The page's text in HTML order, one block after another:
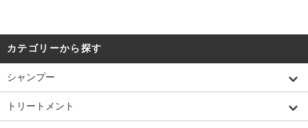
カテゴリーから探す
シャンプー
トリートメント